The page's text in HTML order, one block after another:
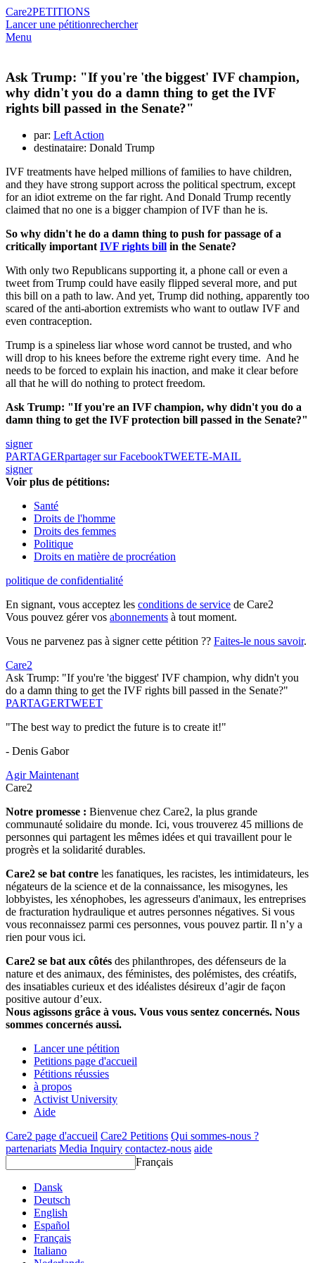
Care2PETITIONS
Lancer une pétitionrechercher
Menu
Ask Trump: "If you're 'the biggest' IVF champion,
why didn't you do a damn thing to get the IVF
rights bill passed in the Senate?"
par: Left Action
destinataire: Donald Trump
IVF treatments have helped millions of families to have children,
and they have strong support across the political spectrum, except
for an idiot extreme on the far right. And Donald Trump recently
claimed that no one is a bigger champion of IVF than he is.
So why didn't he do a damn thing to push for passage of a
critically importantIVF rights bill in the Senate?
With only two Republicans supporting it, a phone call or even a
tweet from Trump could have easily flipped several more, and put
this bill on a path to law. And yet, Trump did nothing, apparently too
scared of the anti-abortion extremists who want to outlaw IVF and
even contraception.
Trump is a spineless liar whose word cannot be trusted, and who
will drop to his knees before the extreme right every time. And he
needs to be forced to explain his inaction, and make it clear before
all that he will do nothing to protect freedom.
Ask Trump: "If you're an IVF champion, why didn't you do a
damn thing to get the IVF protection bill passed in the Senate?"
signer
PARTAGERpartager sur FacebookTWEETE-MAIL
signer
Voir plus de pétitions:
Santé
Droits de l'homme
Droits des femmes
Politique
Droits en matière de procréation
politique de confidentialité
En signant, vous acceptez les conditions de service de Care2
Vous pouvez gérer vos abonnements à tout moment.
Vous ne parvenez pas à signer cette pétition ?? Faites-le nous savoir.
Care2
Ask Trump: "If you're 'the biggest' IVF champion, why didn't you
do a damn thing to get the IVF rights bill passed in the Senate?"
PARTAGERTWEET
"The best way to predict the future is to create it!"
- Denis Gabor
Agir Maintenant
Care2
Notre promesse : Bienvenue chez Care2, la plus grande
communauté solidaire du monde. Ici, vous trouverez 45 millions de
personnes qui partagent les mêmes idées et qui travaillent pour le
progrès et la solidarité durables.
Care2 se bat contre les fanatiques, les racistes, les intimidateurs, les
négateurs de la science et de la connaissance, les misogynes, les
lobbyistes, les xénophobes, les agresseurs d'animaux, les entreprises
de fracturation hydraulique et autres personnes négatives. Si vous
vous reconnaissez parmi ces personnes, vous pouvez partir. Il n’y a
rien pour vous ici.
Care2 se bat aux côtés des philanthropes, des défenseurs de la
nature et des animaux, des féministes, des polémistes, des créatifs,
des insatiables curieux et des idéalistes désireux d’agir de façon
positive autour d’eux.
Nous agissons grâce à vous. Vous vous sentez concernés. Nous
sommes concernés aussi.
Lancer une pétition
Petitions page d'accueil
Pétitions réussies
à propos
Activist University
Aide
Care2 page d'accueil Care2 Petitions Qui sommes-nous ?
partenariats Media Inquiry contactez-nous aide
Français
Dansk
Deutsch
English
Español
Français
Italiano